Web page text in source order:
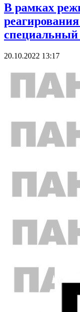
В рамках
20.10.2022 13:17